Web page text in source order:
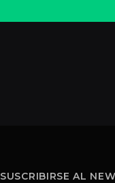
SUSCRIBIRSE AL